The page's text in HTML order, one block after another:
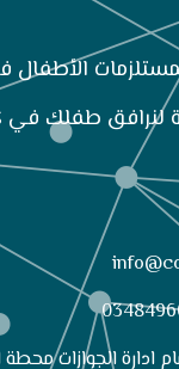
الأطفال
لنرافق طفلك